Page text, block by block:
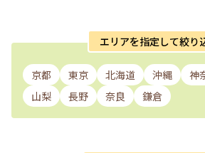
エリアを指定して絞り
京都 東京 北海道 沖縄 神
山梨
長野 奈良 鎌倉